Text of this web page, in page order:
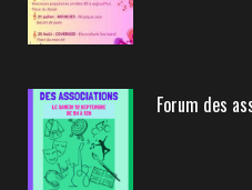
Forum des